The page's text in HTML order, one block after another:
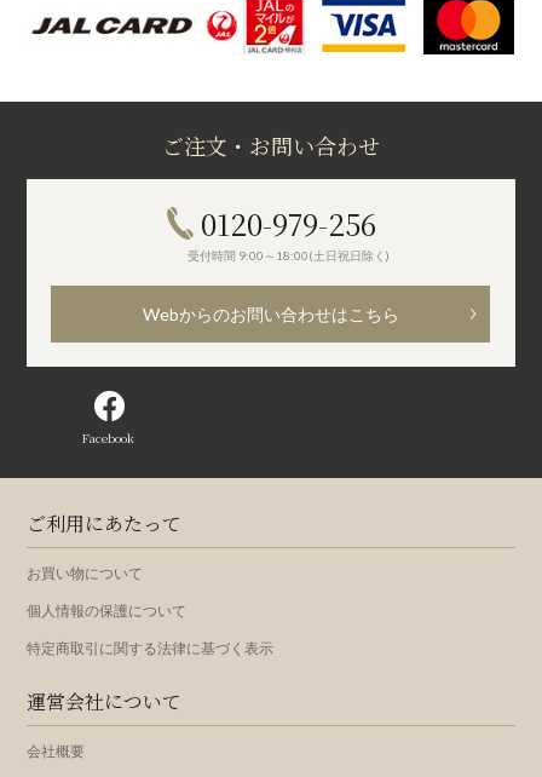
ご注文・お問い合わせ
0120-979-256
受付時間 9:00～18:00(土日祝日除く)
Webからのお問い合わせはこちら
Facebook
ご利用にあたって
お買い物について
個人情報の保護について
特定商取引に関する法律に基づく表示
運営会社について
会社概要